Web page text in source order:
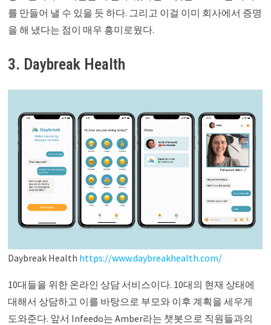
를 만들어 낼 수 있을 듯 하다. 그리고 이걸 이미 회사에서 증명
을 해 냈다는 점이 매우 흥미로웠다.
3. Daybreak Health
Daybreak Health https://www.daybreakhealth.com/
10대들을 위한 온라인 상담 서비스이다. 10대의 현재 상태에
대해서 상담하고 이를 바탕으로 부모와 이후 계획을 세우게
도와준다. 앞서 Infeedo는 Amber라는 챗봇으로 직원들과의